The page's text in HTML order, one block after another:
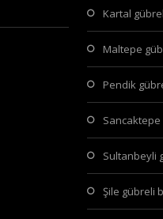
kartal
maltepe
pendik
sultanbeyli
şile gübreli